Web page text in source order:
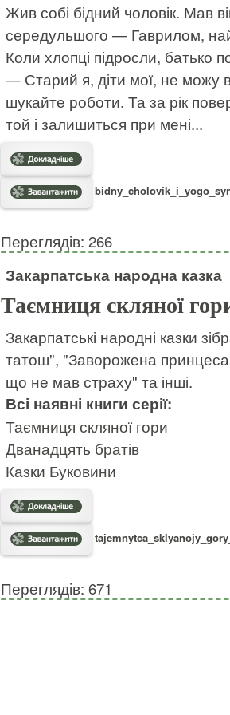
Жив собі бідний чоловік. Мав
середульшого — Гаврилом,
Коли хлопці підросли, батько
— Старий я, діти мої, не можу
шукайте роботи. Та за рік
той і залишиться при мені...
Переглядів: 266
Закарпатська народна казка
Таємниця скляної
Закарпатські народні казки
татош", "Заворожена
що не мав страху" та інші.
Всі наявні книги серії:
Таємниця скляної гори
Дванадцять братів
Казки Буковини
Переглядів: 671